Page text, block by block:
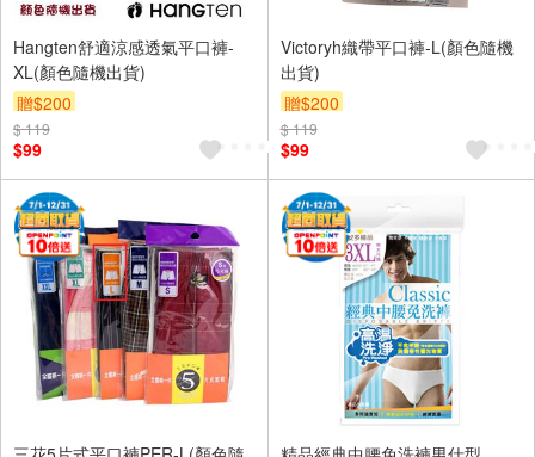
Hangten舒適涼感透氣平口褲-
XL(顏色隨機出貨)
贈$200
$ 119
$99
Victoryh織帶平口褲-L(顏色隨機
出貨)
贈$200
$ 119
$99